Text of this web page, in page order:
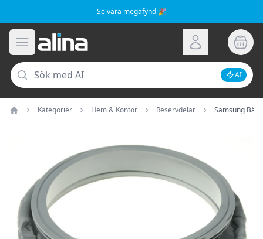
Se våra megafynd 🎉
Öppna meny
Alina.se Logga in
Sök
AI
Hem
Kategorier Hem & Kontor Reservdelar Samsung Bälg